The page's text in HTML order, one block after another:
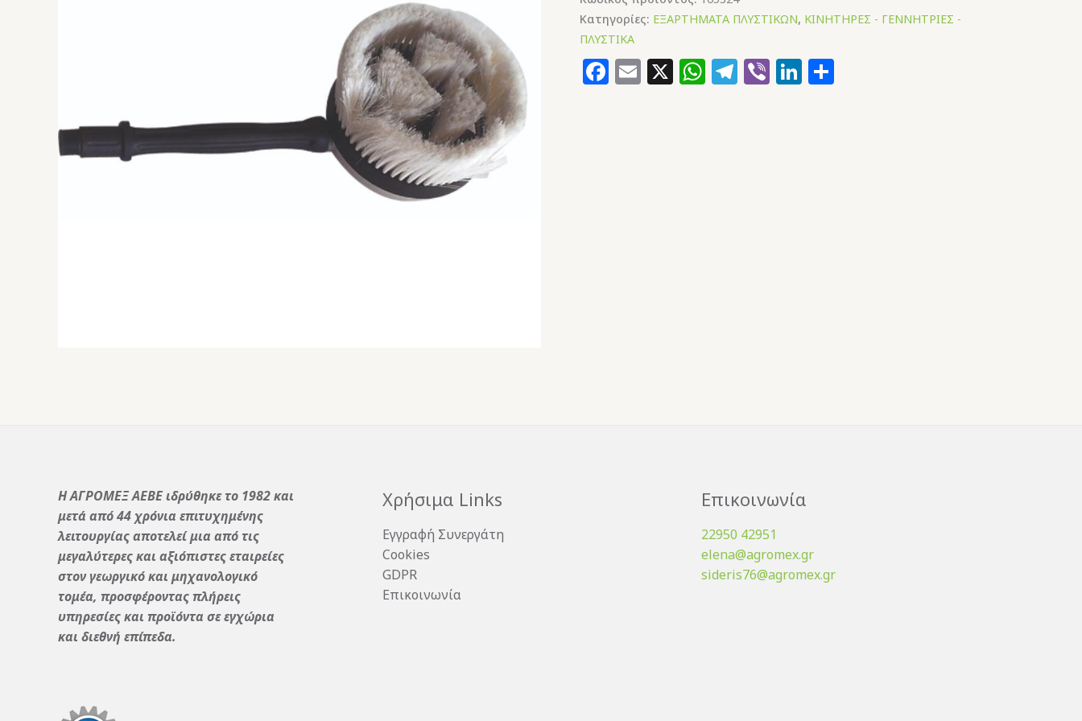
Κατηγορίες: ΕΞΑΡΤΗΜΑΤΑ ΠΛΥΣΤΙΚΩΝ, ΚΙΝΗΤΗΡΕΣ - ΓΕΝΝΗΤΡΙΕΣ -
ΠΛΥΣΤΙΚΑ
Facebook
Email
X WhatsApp
Telegram
ViberLinkedIn
Η ΑΓΡΟΜΕΞ ΑΕΒΕ ιδρύθηκε το 1982 και
μετά από 44 χρόνια επιτυχημένης
λειτουργίας αποτελεί μια από τις
μεγαλύτερες και αξιόπιστες εταιρείες
στον γεωργικό και μηχανολογικό
τομέα, προσφέροντας πλήρεις
υπηρεσίες και προϊόντα σε εγχώρια
και διεθνή επίπεδα.
Χρήσιμα Links
Εγγραφή Συνεργάτη
Cookies
GDPR
Επικοινωνία
Επικοινωνία
22950 42951
elena@agromex.gr
sideris76@agromex.gr